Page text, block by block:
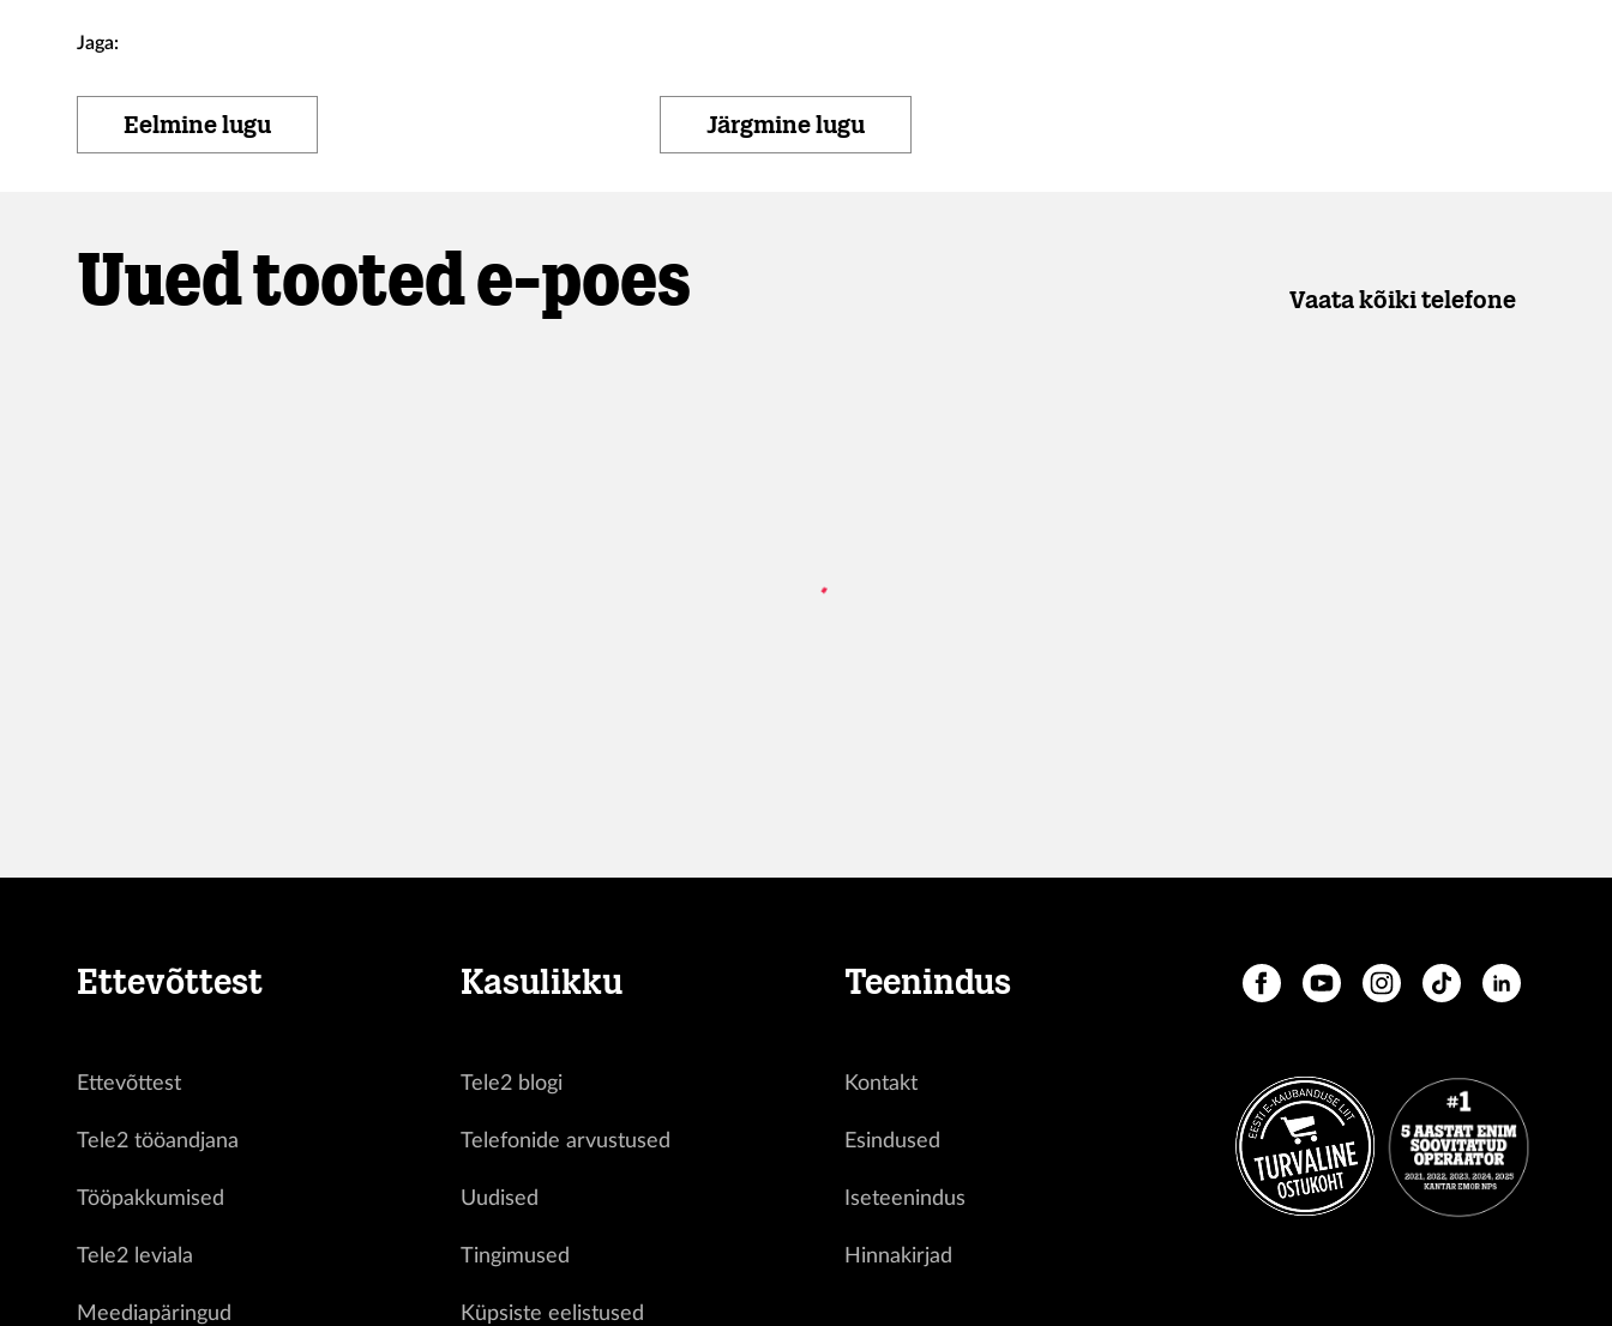
Jaga:
Eelmine lugu Järgmine lugu
Uued tooted e-poes Vaata kõiki telefone
Ettevõttest
Ettevõttest
Tele2 tööandjana
Tööpakkumised
Tele2 leviala
Meediapäringud
Kasulikku
Tele2 blogi
Telefonide arvustused
Uudised
Tingimused
Küpsiste eelistused
Teenindus
Kontakt
Esindused
Iseteenindus
Hinnakirjad